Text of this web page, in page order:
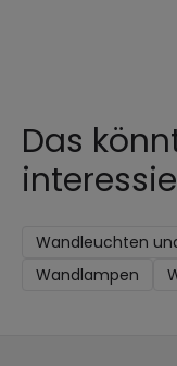
Das
Wandleuchten
Wandlampen